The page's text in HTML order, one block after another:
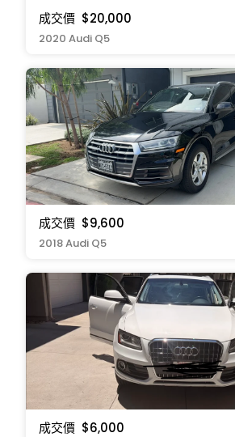
成交價 $20,000
2020 Audi Q5
成交價 $9,600
2018 Audi Q5
成交價 $6,000